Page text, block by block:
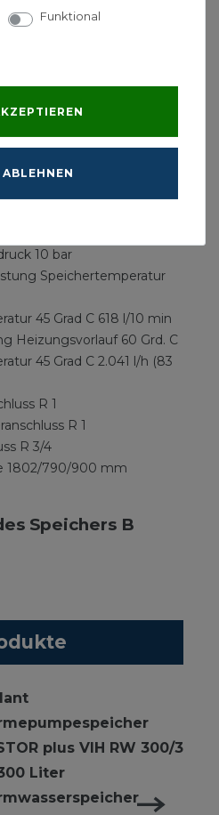
für E-Heizstab
10 bar
Speichertemperatur
45 Grad C 618 l/10 min
Heizungsvorlauf 60 Grd. C
45 Grad C 2.041 l/h (83
R 1
R 1
R 3/4
1802/790/900 mm
Speichers B
plus VIH RW 300/3
Liter
Funktional